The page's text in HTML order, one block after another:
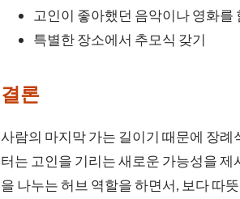
고인이 좋아했던 음악이나 영화를
특별한 장소에서 추모식 갖기
결론
사람의 마지막 가는 길이기 때문에 장
터는 고인을 기리는 새로운 가능성을
을 나누는 허브 역할을 하면서, 보다 따